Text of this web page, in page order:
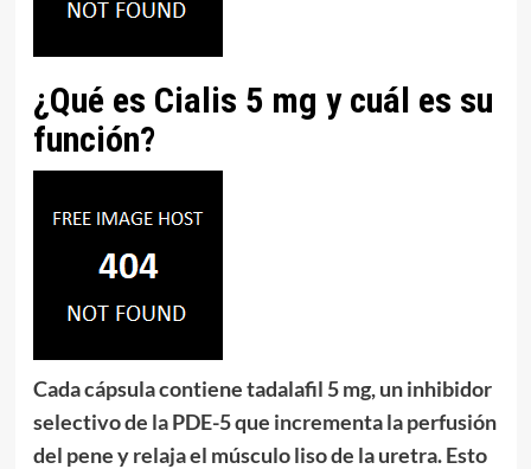
¿Qué es Cialis 5 mg y cuál es su
función?
Cada cápsula contienetadalafil 5 mg, un inhibidor
selectivo de laPDE-5que incrementa la perfusión
del pene y relaja el músculo liso de la uretra. Esto